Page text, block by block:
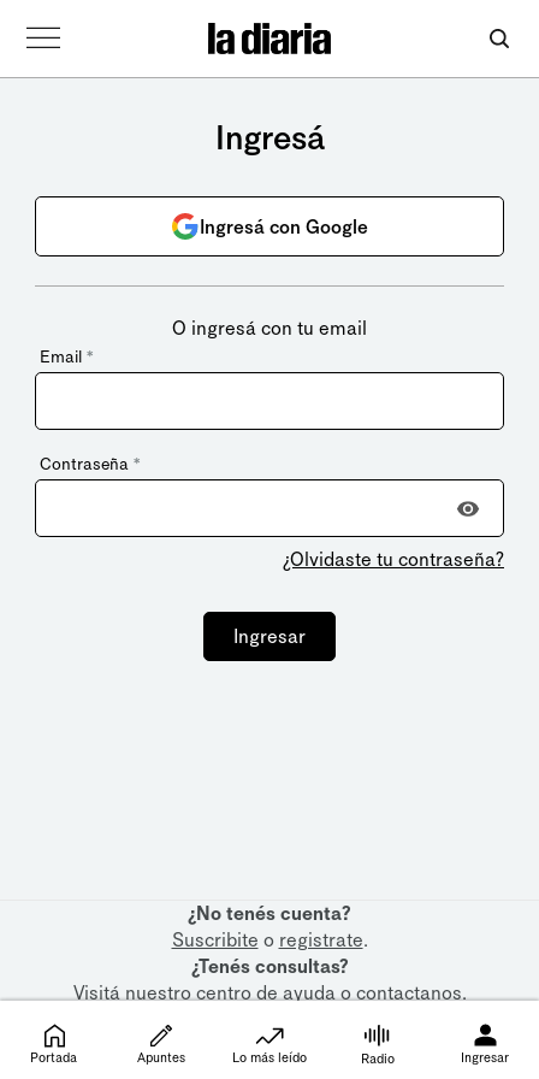
Ingresá
Ingresá con Google
O ingresá con tu email
Email *
Contraseña *
¿Olvidaste tu contraseña?
Ingresar
¿No tenés cuenta?
Suscribite o registrate.
¿Tenés consultas?
Visitá nuestrocentro de ayudaocontactanos.
Portada Apuntes Lo más leído Radio Ingresar